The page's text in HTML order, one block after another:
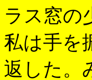
ラス窓の
私は手を
返した。